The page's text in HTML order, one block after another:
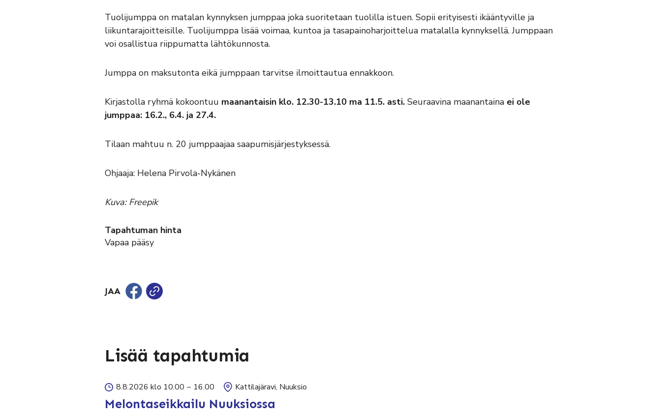
Tuolijumppa on matalan kynnyksen jumppaa joka suoritetaan tuolilla istuen. Sopii erityisesti ikääntyville ja
liikuntarajoitteisille. Tuolijumppa lisää voimaa, kuntoa ja tasapainoharjoittelua matalalla kynnyksellä. Jumppaan
voi osallistua riippumatta lähtökunnosta.
Jumppa on maksutonta eikä jumppaan tarvitse ilmoittautua ennakkoon.
Kirjastolla ryhmä kokoontuu maanantaisin klo. 12.30-13.10 ma 11.5. asti. Seuraavina maanantaina ei ole
jumppaa: 16.2., 6.4. ja 27.4.
Tilaan mahtuu n. 20 jumppaajaa saapumisjärjestyksessä.
Ohjaaja: Helena Pirvola-Nykänen
Kuva: Freepik
Tapahtuman hinta
Vapaa pääsy
JAA
Lisää tapahtumia
8.8.2026 klo 10.00 – 16.00 Kattilajäravi, Nuuksio
Melontaseikkailu Nuuksiossa